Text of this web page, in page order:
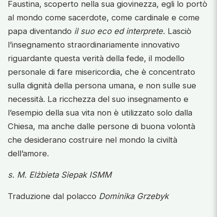
Faustina, scoperto nella sua giovinezza, egli lo portò
al mondo come sacerdote, come cardinale e come
papa diventando il suo eco ed interprete. Lasciò
l’insegnamento straordinariamente innovativo
riguardante questa verità della fede, il modello
personale di fare misericordia, che è concentrato
sulla dignità della persona umana, e non sulle sue
necessità. La ricchezza del suo insegnamento e
l’esempio della sua vita non è utilizzato solo dalla
Chiesa, ma anche dalle persone di buona volontà
che desiderano costruire nel mondo la civiltà
dell’amore.
s. M. Elżbieta Siepak ISMM
Traduzione dal polacco Dominika Grzebyk